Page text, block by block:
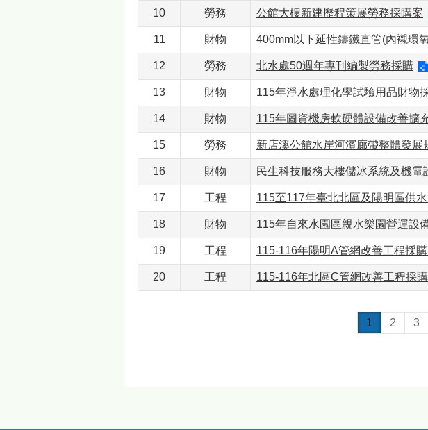
10 勞務 公館大樓新建歷程策展勞務採購案
11 財物 400mm以下延性鑄鐵直管(內襯環
12 勞務 北水處50週年專刊編製勞務採購
13 財物 115年淨水處理化學試驗用品財物
14 財物 115年圖資機房軟硬體設備改善擴
15 勞務 新店溪公館水岸河濱廊帶整體發
16 財物 民生科技服務大樓儲冰系統及機電
17 工程 115至117年臺北北區及陽明區供
18 財物 115年自來水園區親水樂園營運設
19 工程 115-116年陽明A管網改善工程採
20 工程 115-116年北區C管網改善工程採
1 2 3